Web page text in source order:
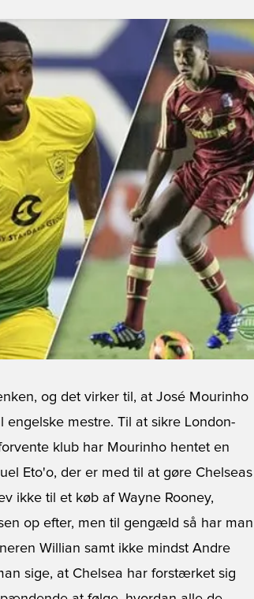
og det virker til, at José Mourinho
mestre. Til at sikre London-
klub har Mourinho hentet en
Eto'o, der er med til at gøre Chelseas
ikke til et køb af Wayne Rooney,
op efter, men til gengæld så har man
Willian samt ikke mindst Andre
sige, at Chelsea har forstærket sig